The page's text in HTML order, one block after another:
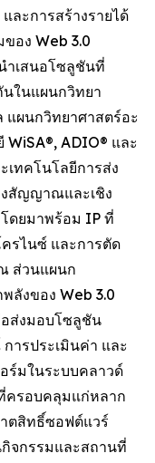
ละการสร้างรายได้
อง Web 3.0
ำเสนอโซลูชันที่
ในแผนกวิทยา
ผนกวิทยาศาสตร์อะ
ADIO® และ
เทคโนโลยีการส่ง
สัญญาณและเชิง
ดยมาพร้อม IP ที่
ครไนซ์ และการตัด
ส่วนแผนก
ลังของ Web 3.0
อส่งมอบโซลูชัน
ารประเมินค่า และ
ร์มในระบบคลาวด์
ครอบคลุมแก่หลาก
ตสิทธิ์ซอฟต์แวร์
จกรรมและสถานที่